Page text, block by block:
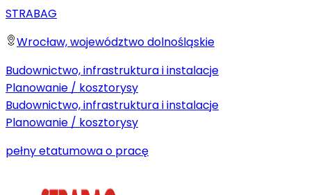
STRABAG
Wrocław, województwo dolnośląskie
Budownictwo, infrastruktura i instalacje
Planowanie / kosztorysy
Budownictwo, infrastruktura i instalacje
Planowanie / kosztorysy
pełny etatumowa o pracę